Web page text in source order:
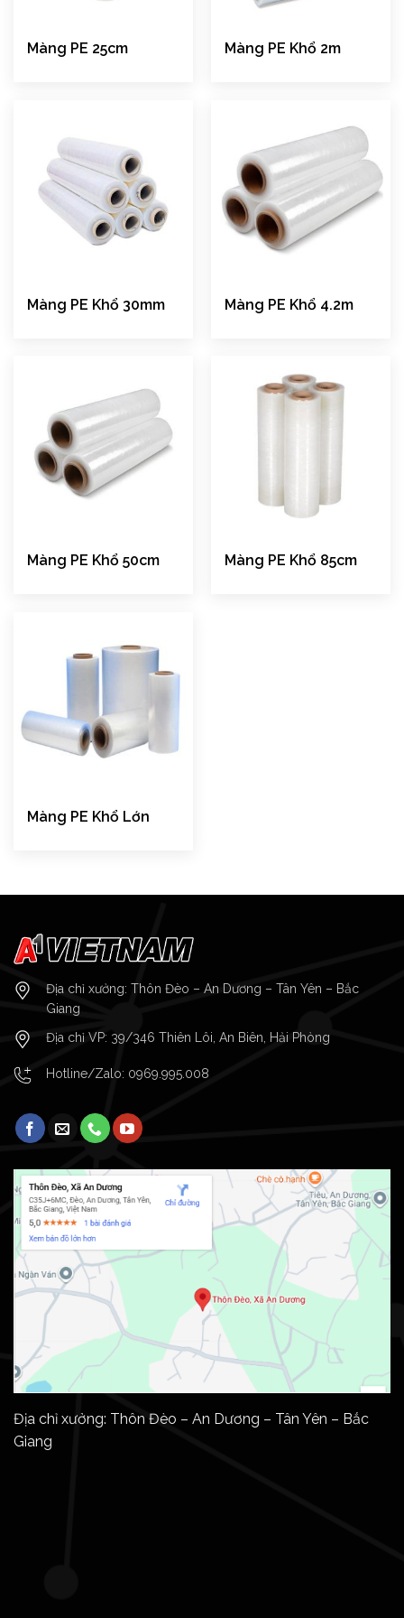
Màng PE 25cm Màng PE Khổ 2m
Màng PE Khổ 30mm Màng PE Khổ 4.2m
Màng PE Khổ 50cm Màng PE Khổ 85cm
Màng PE Khổ Lớn
Địa chỉ xưởng: Thôn Đèo – An Dương – Tân Yên – Bắc
Giang
Địa chỉ VP: 39/346 Thiên Lôi, An Biên, Hải Phòng
Hotline/Zalo: 0969.995.008
Địa chỉ xưởng: Thôn Đèo – An Dương – Tân Yên – Bắc
Giang